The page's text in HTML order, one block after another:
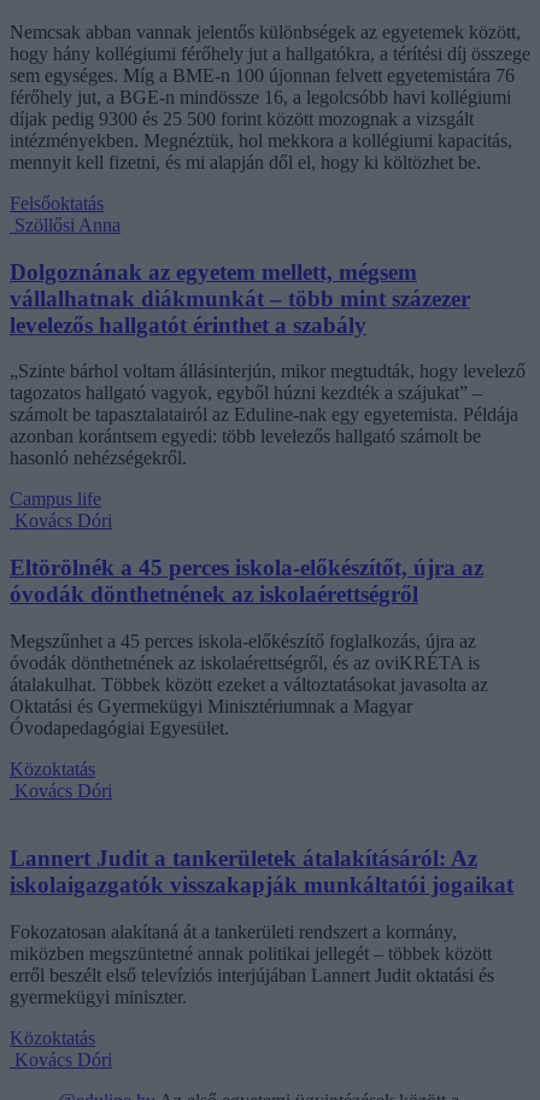
Nemcsak abban vannak jelentős különbségek az egyetemek között,
hogy hány kollégiumi férőhely jut a hallgatókra, a térítési díj összege
sem egységes. Míg a BME-n 100 újonnan felvett egyetemistára 76
férőhely jut, a BGE-n mindössze 16, a legolcsóbb havi kollégiumi
díjak pedig 9300 és 25 500 forint között mozognak a vizsgált
intézményekben. Megnéztük, hol mekkora a kollégiumi kapacitás,
mennyit kell fizetni, és mi alapján dől el, hogy ki költözhet be.
Felsőoktatás
Szöllősi Anna
Dolgoznának az egyetem mellett, mégsem
vállalhatnak diákmunkát – több mint százezer
levelezős hallgatót érinthet a szabály
„Szinte bárhol voltam állásinterjún, mikor megtudták, hogy levelező
tagozatos hallgató vagyok, egyből húzni kezdték a szájukat” –
számolt be tapasztalatairól az Eduline-nak egy egyetemista. Példája
azonban korántsem egyedi: több levelezős hallgató számolt be
hasonló nehézségekről.
Campus life
Kovács Dóri
Eltörölnék a 45 perces iskola-előkészítőt, újra az
óvodák dönthetnének az iskolaérettségről
Megszűnhet a 45 perces iskola-előkészítő foglalkozás, újra az
óvodák dönthetnének az iskolaérettségről, és az oviKRÉTA is
átalakulhat. Többek között ezeket a változtatásokat javasolta az
Oktatási és Gyermekügyi Minisztériumnak a Magyar
Óvodapedagógiai Egyesület.
Közoktatás
Kovács Dóri
Lannert Judit a tankerületek átalakításáról: Az
iskolaigazgatók visszakapják munkáltatói jogaikat
Fokozatosan alakítaná át a tankerületi rendszert a kormány,
miközben megszüntetné annak politikai jellegét – többek között
erről beszélt első televíziós interjújában Lannert Judit oktatási és
gyermekügyi miniszter.
Közoktatás
Kovács Dóri